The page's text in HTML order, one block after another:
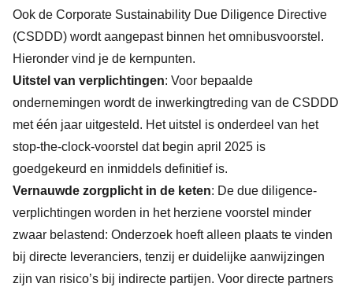
Ook de Corporate Sustainability Due Diligence Directive
(CSDDD) wordt aangepast binnen het omnibusvoorstel.
Hieronder vind je de kernpunten.
Uitstel van verplichtingen: Voor bepaalde
ondernemingen wordt de inwerkingtreding van de CSDDD
met één jaar uitgesteld. Het uitstel is onderdeel van het
stop-the-clock-voorstel dat begin april 2025 is
goedgekeurd en inmiddels definitief is.
Vernauwde zorgplicht in de keten: De due diligence-
verplichtingen worden in het herziene voorstel minder
zwaar belastend: Onderzoek hoeft alleen plaats te vinden
bij directe leveranciers, tenzij er duidelijke aanwijzingen
zijn van risico’s bij indirecte partijen. Voor directe partners